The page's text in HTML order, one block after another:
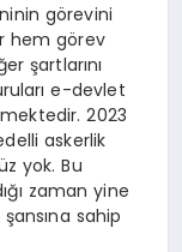
görevini
hem görev
şartlarını
e-devlet
2023
askerlik
yok. Bu
zaman yine
sahip